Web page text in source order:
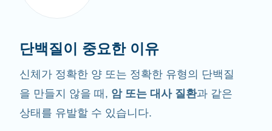
단백질이 중요한 이유
신체가 정확한 양 또는 정확한 유형의 단백질
을 만들지 않을 때, 암 또는 대사 질환과 같은
상태를 유발할 수 있습니다.